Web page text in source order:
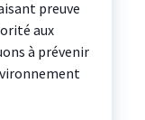
preuve
aux
à prévenir